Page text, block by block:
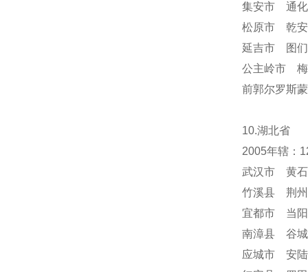
集安市 通
松原市 乾
延吉市 图
公主岭市
前郭尔罗斯
10.湖北省
2005年辖：
武汉市 黄
竹溪县 荆
宜都市 当
南漳县 谷
应城市 安